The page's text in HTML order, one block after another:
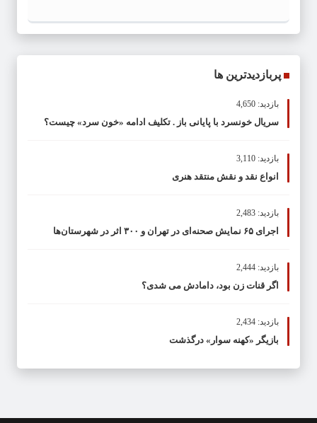
پربازدیدترین ها
بازدید: 4,650
سریال خونسرد با پایانی باز . تکلیف ادامه «خون سرد» چیست؟
بازدید: 3,110
انواع نقد و نقش منتقد هنری
بازدید: 2,483
اجرای ۶۵ نمایش صحنه‌ای در تهران و ۳۰۰ اثر در شهرستان‌ها
بازدید: 2,444
اگر قنات زن بود، دامادش می شدی؟
بازدید: 2,434
بازیگر «کهنه سوار» درگذشت